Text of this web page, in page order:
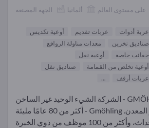
الجهة المصنعة ألمانيا على مستوى العالم
عربة أدوات عربات تقديم
أوعية تكديس
صناديق تخزين
معدات مناولة الروافع
حقائب خاصة
أوعية نقل
أوعية تخلص من القمامة
صناديق نقل
عربات أرفف
...
GMÖHLING - الشركة الشيء الوحيد غير الساخن
هو المعدن. Gmöhling - أكثر من 80 عامًا مليئة
بالأحداث، وأكثر من 100 موظف من ذوي الخبرة